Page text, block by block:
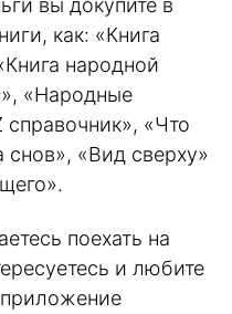
вы докупите в
как: «Книга
народной
«Народные
справочник», «Что
снов», «Вид сверху»
поехать на
и любите